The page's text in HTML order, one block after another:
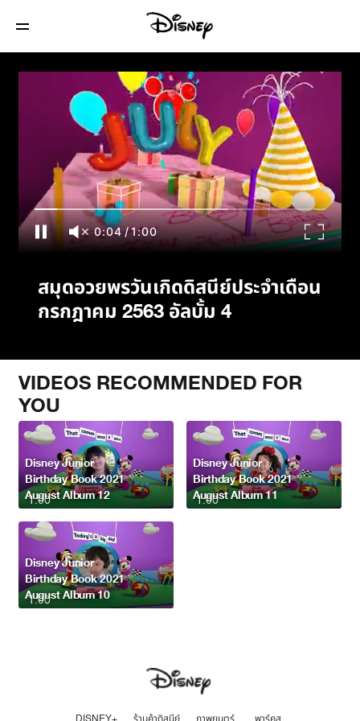
สมุดอวยพรวันเกิดดิสนีย์ประจำเดือนกรกฎาคม
2563 อัลบั้ม 4
0:04/1:00
สมุดอวยพรวันเกิดดิสนีย์ประจำเดือน
กรกฎาคม 2563 อัลบั้ม 4
VIDEOS RECOMMENDED FOR
YOU
1:00
Disney Junior
Birthday Book 2021
August Album 12
1:00
Disney Junior
Birthday Book 2021
August Album 11
1:00
Disney Junior
Birthday Book 2021
August Album 10